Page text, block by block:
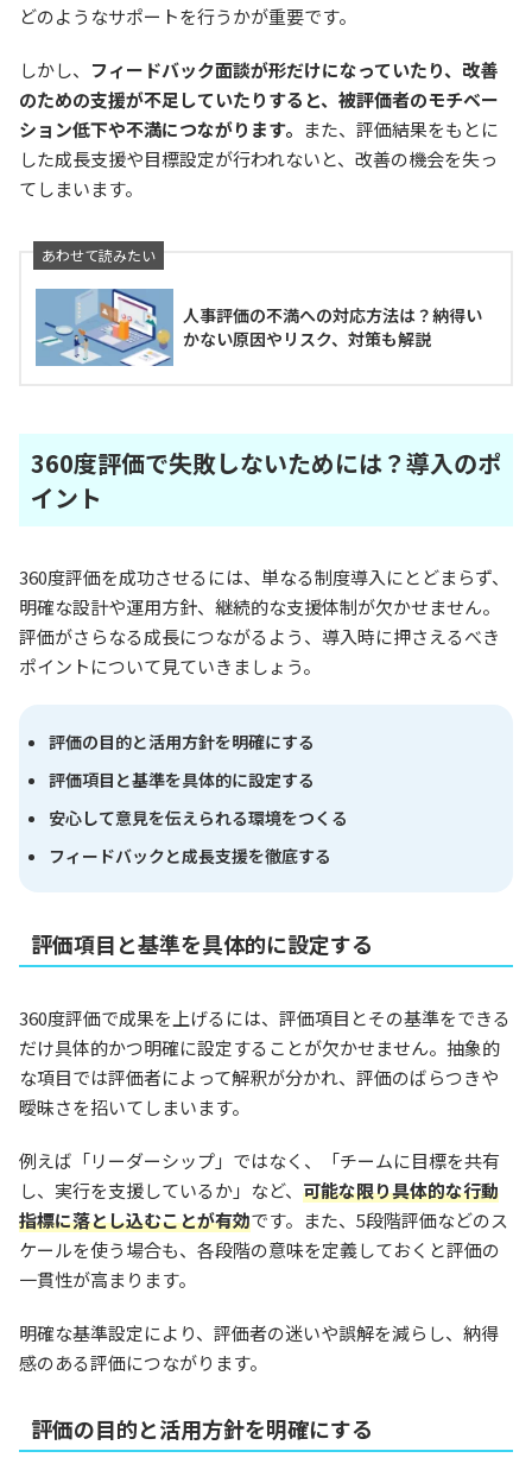
どのようなサポートを行うかが重要です。
しかし、
フィードバック面談が形だけになっていたり、改善
のための支援が不足していたりすると、被評価者のモチベー
ション低下や不満につながります。 また、評価結果をもとに
した成長支援や目標設定が行われないと、改善の機会を失っ
てしまいます。
人事評価の不満への対応方法は？納得い
かない原因やリスク、対策も解説
360度評価で失敗しないためには？導入のポ
イント
360度評価を成功させるには、単なる制度導入にとどまらず、
明確な設計や運用方針、継続的な支援体制が欠かせません。
評価がさらなる成長につながるよう、導入時に押さえるべき
ポイントについて見ていきましょう。
評価の目的と活用方針を明確にする
評価項目と基準を具体的に設定する
安心して意見を伝えられる環境をつくる
フィードバックと成長支援を徹底する
評価項目と基準を具体的に設定する
360度評価で成果を上げるには、評価項目とその基準をできる
だけ具体的かつ明確に設定することが欠かせません。抽象的
な項目では評価者によって解釈が分かれ、評価のばらつきや
曖昧さを招いてしまいます。
例えば「リーダーシップ」ではなく、「チームに目標を共有
し、実行を支援しているか」など、 可能な限り具体的な行動
指標に落とし込むことが有効です。また、5段階評価などのス
ケールを使う場合も、各段階の意味を定義しておくと評価の
一貫性が高まります。
明確な基準設定により、評価者の迷いや誤解を減らし、納得
感のある評価につながります。
評価の目的と活用方針を明確にする